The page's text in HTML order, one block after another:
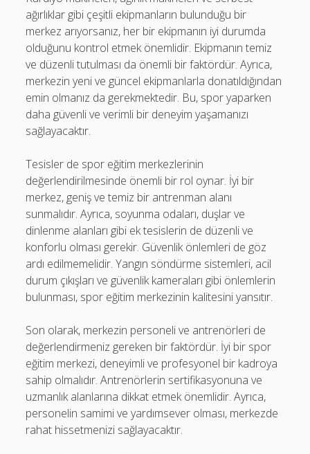
ağırlıklar gibi çeşitli ekipmanların bulunduğu bir
merkez arıyorsanız, her bir ekipmanın iyi durumda
olduğunu kontrol etmek önemlidir. Ekipmanın temiz
ve düzenli tutulması da önemli bir faktördür. Ayrıca,
merkezin yeni ve güncel ekipmanlarla donatıldığından
emin olmanız da gerekmektedir. Bu, spor yaparken
daha güvenli ve verimli bir deneyim yaşamanızı
sağlayacaktır.
Tesisler de spor eğitim merkezlerinin
değerlendirilmesinde önemli bir rol oynar. İyi bir
merkez, geniş ve temiz bir antrenman alanı
sunmalıdır. Ayrıca, soyunma odaları, duşlar ve
dinlenme alanları gibi ek tesislerin de düzenli ve
konforlu olması gerekir. Güvenlik önlemleri de göz
ardı edilmemelidir. Yangın söndürme sistemleri, acil
durum çıkışları ve güvenlik kameraları gibi önlemlerin
bulunması, spor eğitim merkezinin kalitesini yansıtır.
Son olarak, merkezin personeli ve antrenörleri de
değerlendirmeniz gereken bir faktördür. İyi bir spor
eğitim merkezi, deneyimli ve profesyonel bir kadroya
sahip olmalıdır. Antrenörlerin sertifikasyonuna ve
uzmanlık alanlarına dikkat etmek önemlidir. Ayrıca,
personelin samimi ve yardımsever olması, merkezde
rahat hissetmenizi sağlayacaktır.